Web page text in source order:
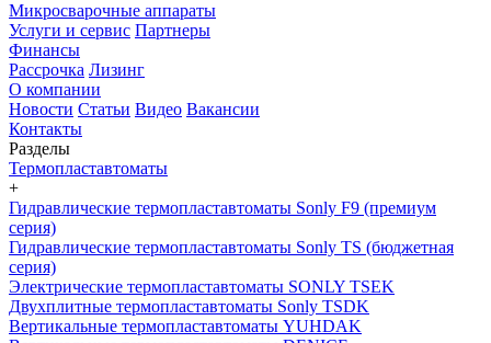
Микросварочные аппараты
Услуги и сервис Партнеры
Финансы
Рассрочка Лизинг
О компании
Новости Статьи Видео Вакансии
Контакты
Разделы
Термопластавтоматы
+
Гидравлические термопластавтоматы Sonly F9 (премиум
серия)
Гидравлические термопластавтоматы Sonly TS (бюджетная
серия)
Электрические термопластавтоматы SONLY TSEK
Двухплитные термопластавтоматы Sonly TSDK
Вертикальные термопластавтоматы YUHDAK